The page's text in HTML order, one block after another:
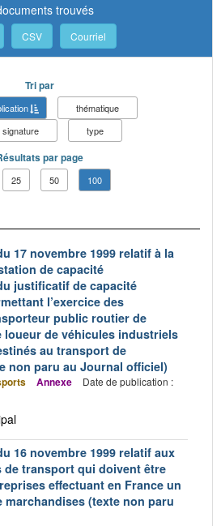
trouvés
CSV Courriel
Tri par
thématique
signature
type
par page
25 50 100
17 novembre 1999 relatif à la
de capacité
justificatif de capacité
l’exercice des
public routier de
loueur de véhicules industriels
au transport de
non paru au Journal officiel)
Annexe
Date de publication :
16 novembre 1999 relatif aux
transport qui doivent être
effectuant en France un
(texte non paru